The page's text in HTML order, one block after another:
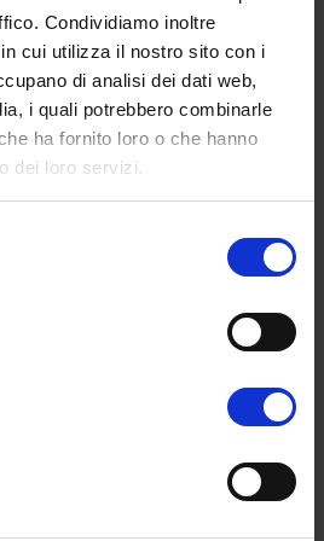
Condividiamo inoltre
cui utilizza il nostro sito con i
di analisi dei dati web,
i quali potrebbero combinarle
ha fornito loro o che hanno
dei loro servizi.